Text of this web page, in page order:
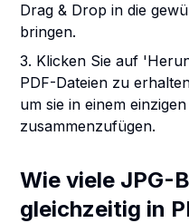
Drag & Drop in die
bringen.
3. Klicken Sie auf
PDF-Dateien zu
um sie in einem
zusammenzufügen.
Wie viele JPG-
gleichzeitig in